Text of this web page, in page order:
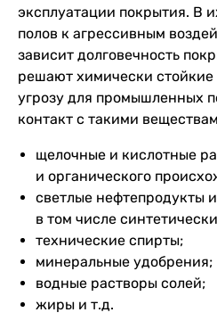
эксплуатации покрытия. В
полов к агрессивным
зависит долговечность
решают химически
угрозу для промышленных
контакт с такими
щелочные и кислотные
и органического
светлые нефтепродукты
в том числе
технические спирты;
минеральные удобрения;
водные растворы солей;
жиры и т.д.